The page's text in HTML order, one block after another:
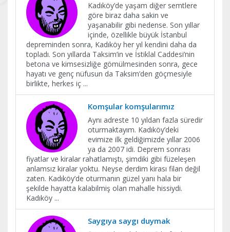
Kadıköy’de yaşam diğer semtlere
göre biraz daha sakin ve
yaşanabilir gibi nedense. Son yıllar
içinde, özellikle büyük İstanbul
depreminden sonra, Kadıköy her yıl kendini daha da
topladı. Son yıllarda Taksim’in ve İstiklal Caddesi’nin
betona ve kimsesizliğe gömülmesinden sonra, gece
hayatı ve genç nüfusun da Taksim’den göçmesiyle
birlikte, herkes iç ...
Komşular komşularımız
Aynı adreste 10 yıldan fazla süredir
oturmaktayım. Kadıköy’deki
evimize ilk geldiğimizde yıllar 2006
ya da 2007 idi. Deprem sonrası
fiyatlar ve kiralar rahatlamıştı, şimdiki gibi füzeleşen
anlamsız kiralar yoktu. Neyse derdim kirası filan değil
zaten. Kadıköy’de oturmanın güzel yanı hala bir
şekilde hayatta kalabilmiş olan mahalle hissiydi.
Kadıköy ...
Saygıya saygı duymak